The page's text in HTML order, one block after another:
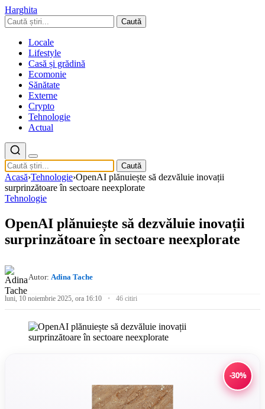
Harghita
Caută
Locale
Lifestyle
Casă și grădină
Ecomonie
Sănătate
Externe
Crypto
Tehnologie
Actual
Caută
Acasă›Tehnologie›OpenAI plănuiește să dezvăluie inovații
surprinzătoare în sectoare neexplorate
Tehnologie
OpenAI plănuiește să dezvăluie inovații
surprinzătoare în sectoare neexplorate
Autor: Adina Tache
luni, 10 noiembrie 2025, ora 16:10 46 citiri
-30%